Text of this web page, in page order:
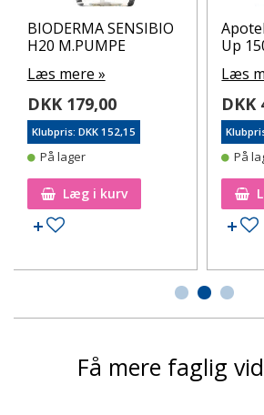
BIODERMA SENSIBIO
H20 M.PUMPE
Læs mere »
DKK 179,00
Klubpris: DKK 152,15
På lager
Læg i kurv
Tilføj til ønskeseddel
Up
Læs
DKK
På
Få mere faglig